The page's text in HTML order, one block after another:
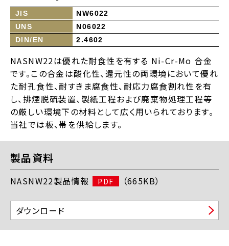
JIS
NW6022
UNS
N06022
DIN/EN
2.4602
NASNW22は優れた耐食性を有する Ni-Cr-Mo 合金
です。この合金は酸化性、還元性の両環境において優れ
た耐孔食性、耐すきま腐食性、耐応力腐食割れ性を有
し、排煙脱硫装置、製紙工程および廃棄物処理工程等
の厳しい環境下の材料として広く用いられております。
当社では板、帯を供給します。
製品資料
NASNW22製品情報 PDF （665KB）
ダウンロード